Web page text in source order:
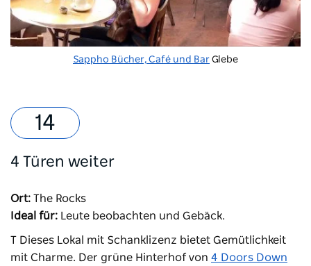
Sappho Bücher, Café und Bar Glebe
4 Türen weiter
Ort: The Rocks
Ideal für: Leute beobachten und Gebäck.
T Dieses Lokal mit Schanklizenz bietet Gemütlichkeit
mit Charme. Der grüne Hinterhof von 4 Doors Down